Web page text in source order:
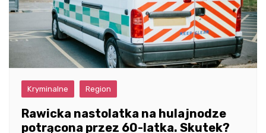
Kryminalne Region
Rawicka nastolatka na hulajnodze
potrącona przez 60-latka. Skutek?